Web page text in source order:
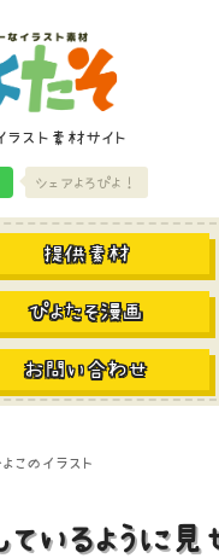
スト素材サイト
シェアよろぴよ！
提供素材
ぴよたそ漫画
お問い合わせ
このイラスト
いるように見